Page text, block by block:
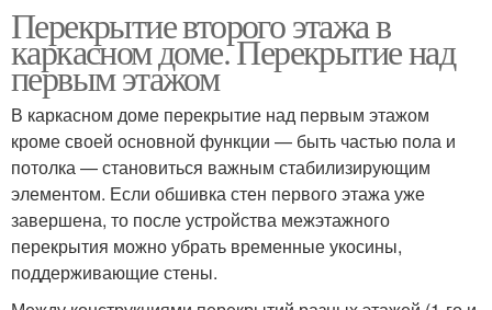
Перекрытие второго этажа в
каркасном доме. Перекрытие над
первым этажом
В каркасном доме перекрытие над первым этажом
кроме своей основной функции — быть частью пола и
потолка — становиться важным стабилизирующим
элементом. Если обшивка стен первого этажа уже
завершена, то после устройства межэтажного
перекрытия можно убрать временные укосины,
поддерживающие стены.